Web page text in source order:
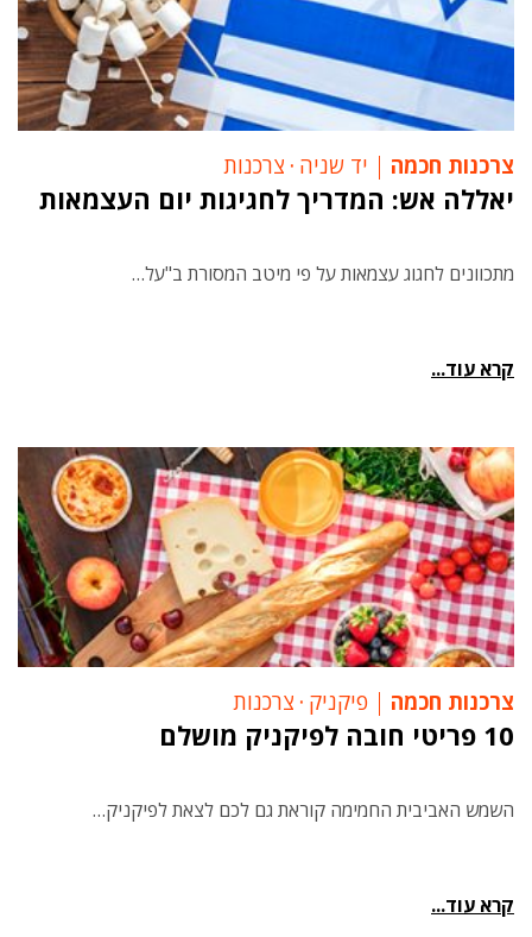
צרכנות חכמה יד שניה ‧ צרכנות
יאללה אש: המדריך לחגיגות יום העצמאות
מתכוונים לחגוג עצמאות על פי מיטב המסורת ב"על…
קרא עוד...
צרכנות חכמה פיקניק ‧ צרכנות
10 פריטי חובה לפיקניק מושלם
השמש האביבית החמימה קוראת גם לכם לצאת לפיקניק…
קרא עוד...